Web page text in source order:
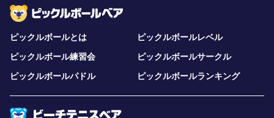
ピックルボールとは
ピックルボールレベル
ピックルボール練習会
ピックルボールサークル
ピックルボールパドル
ピックルボールランキング